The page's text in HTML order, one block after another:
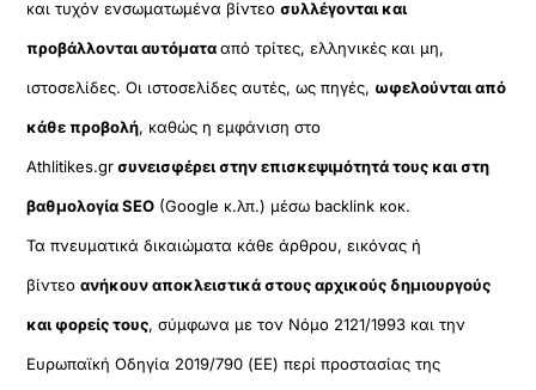
και τυχόν ενσωματωμένα βίντεοσυλλέγονται και
προβάλλονται αυτόματααπό τρίτες, ελληνικές και μη,
ιστοσελίδες. Οι ιστοσελίδες αυτές, ως πηγές, ωφελούνται από
κάθε προβολή, καθώς η εμφάνιση στο
Athlitikes.grσυνεισφέρει στην επισκεψιμότητά τους και στη
βαθμολογία SEO (Google κ.λπ.) μέσω backlink κοκ.
Τα πνευματικά δικαιώματα κάθε άρθρου, εικόνας ή
βίντεοανήκουν αποκλειστικά στους αρχικούς δημιουργούς
και φορείς τους, σύμφωνα με τον Νόμο 2121/1993 και την
Ευρωπαϊκή Οδηγία 2019/790 (ΕΕ) περί προστασίας της